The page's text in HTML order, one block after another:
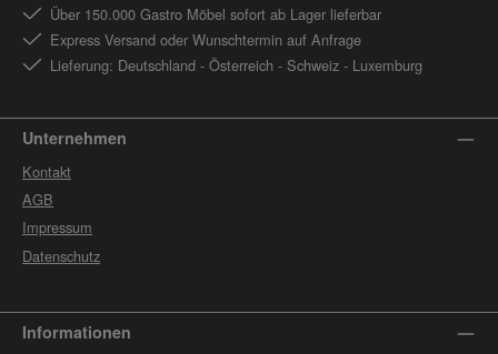
Über 150.000 Gastro Möbel sofort ab Lager lieferbar
Express Versand oder Wunschtermin auf Anfrage
Lieferung: Deutschland - Österreich - Schweiz - Luxemburg
Unternehmen
Kontakt
AGB
Impressum
Datenschutz
Informationen